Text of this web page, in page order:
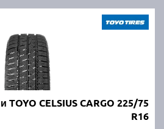
TOYO CELSIUS CARGO 225/75
R16